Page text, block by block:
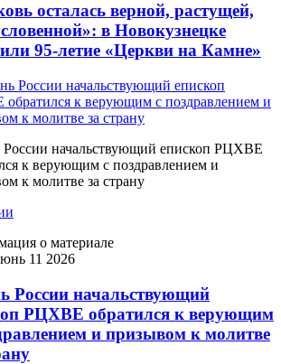
осталась верной, растущей,
в Новокузнецке
95-летие «Церкви на Камне»
начальствующий епископ РЦХВЕ
к верующим с поздравлением и
к молитве за страну
о материале
11 2026
России начальствующий
РЦХВЕ обратился к верующим
и призывом к молитве